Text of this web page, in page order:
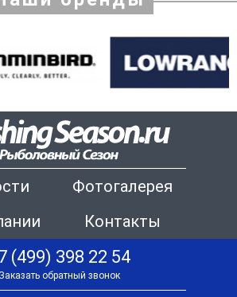
Фотогалерея
Контакты
(499) 398 22 54
Заказать обратный звонок